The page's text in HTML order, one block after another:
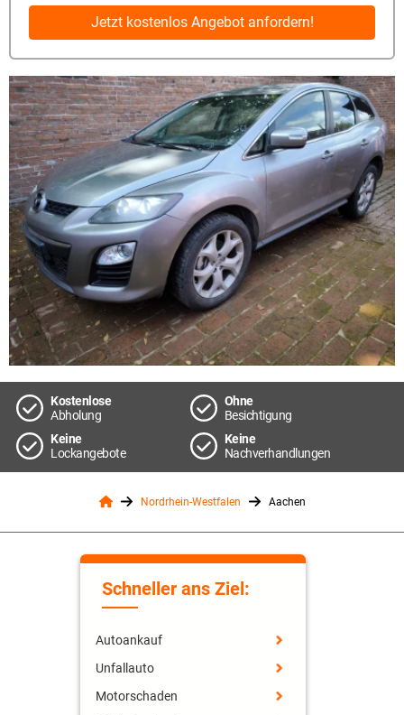
Jetzt kostenlos Angebot anfordern!
Kostenlose
Abholung
Ohne
Besichtigung
Keine
Lockangebote
Keine
Nachverhandlungen
Nordrhein-Westfalen Aachen
Schneller ans Ziel:
Autoankauf
Unfallauto
Motorschaden